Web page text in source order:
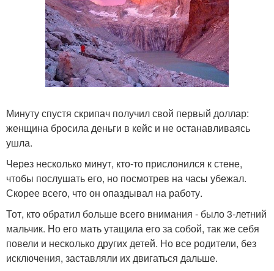
Минуту спустя скрипач получил свой первый доллар:
женщина бросила деньги в кейс и не останавливаясь
ушла.
Через несколько минут, кто-то прислонился к стене,
чтобы послушать его, но посмотрев на часы убежал.
Скорее всего, что он опаздывал на работу.
Тот, кто обратил больше всего внимания - было 3-летний
мальчик. Но его мать утащила его за собой, так же себя
повели и несколько других детей. Но все родители, без
исключения, заставляли их двигаться дальше.